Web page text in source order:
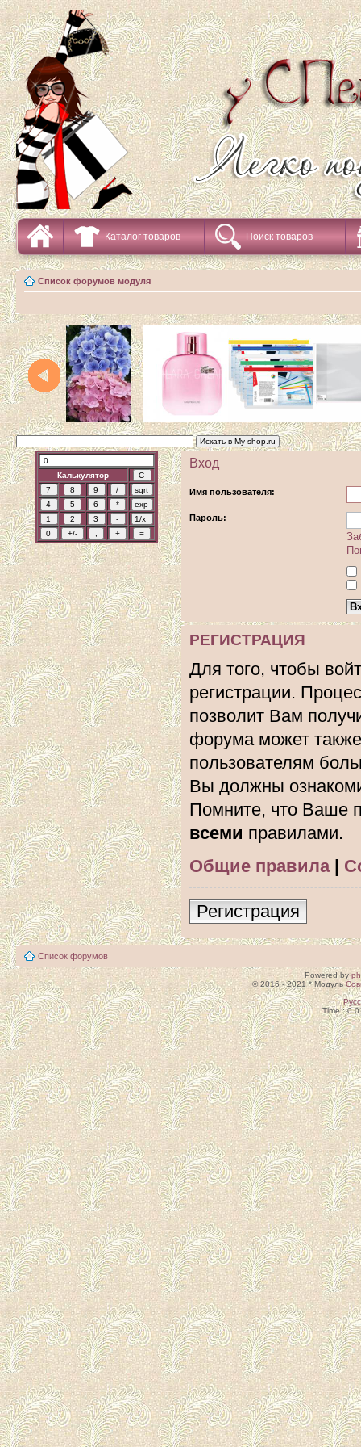
Каталог товаров Поиск товаров
Список форумов модуля
Калькулятор
Вход
Имя пользователя:
Пароль:
РЕГИСТРАЦИЯ
Для того, чтобы
регистрации.
позволит Вам
форума может
пользователям
Вы должны
Помните, что Ваше
всеми правилами.
Общие правила|
Регистрация
Список форумов
Powered by
© 2016 - 2021 * Модуль
Time :